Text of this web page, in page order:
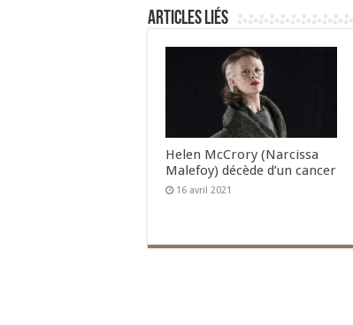
Articles liés
Helen McCrory (Narcissa
Malefoy) décède d’un cancer
16 avril 2021